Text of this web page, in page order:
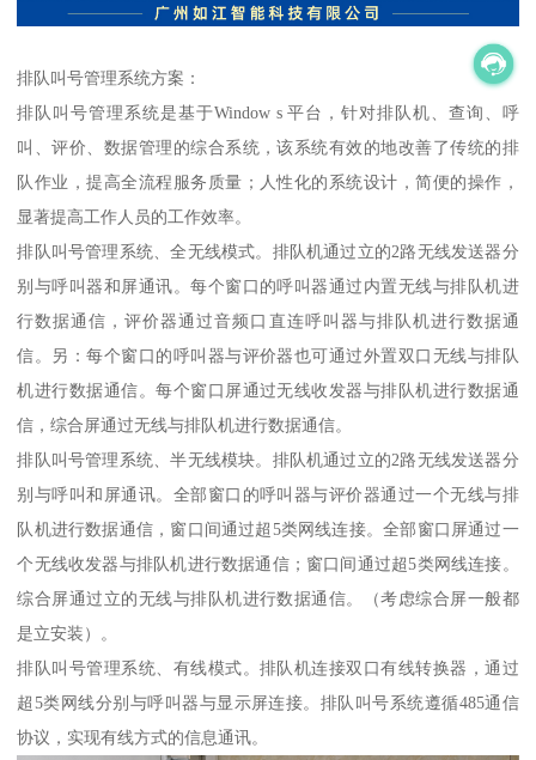
排队叫号管理系统方案：
排队叫号管理系统是基于Window s 平台，针对排队机、查询、呼
叫、评价、数据管理的综合系统，该系统有效的地改善了传统的排
队作业，提高全流程服务质量；人性化的系统设计，简便的操作，
显著提高工作人员的工作效率。
排队叫号管理系统、全无线模式。排队机通过立的2路无线发送器分
别与呼叫器和屏通讯。每个窗口的呼叫器通过内置无线与排队机进
行数据通信，评价器通过音频口直连呼叫器与排队机进行数据通
信。另：每个窗口的呼叫器与评价器也可通过外置双口无线与排队
机进行数据通信。每个窗口屏通过无线收发器与排队机进行数据通
信，综合屏通过无线与排队机进行数据通信。
排队叫号管理系统、半无线模块。排队机通过立的2路无线发送器分
别与呼叫和屏通讯。全部窗口的呼叫器与评价器通过一个无线与排
队机进行数据通信，窗口间通过超5类网线连接。全部窗口屏通过一
个无线收发器与排队机进行数据通信；窗口间通过超5类网线连接。
综合屏通过立的无线与排队机进行数据通信。（考虑综合屏一般都
是立安装）。
排队叫号管理系统、有线模式。排队机连接双口有线转换器，通过
超5类网线分别与呼叫器与显示屏连接。排队叫号系统遵循485通信
协议，实现有线方式的信息通讯。